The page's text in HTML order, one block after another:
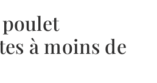
à moins de